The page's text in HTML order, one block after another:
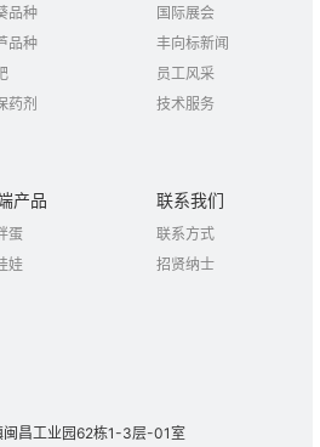
品种
品种
药剂
国际展会
丰向标新闻
员工风采
技术服务
产品
蛋
娃
联系我们
联系方式
招贤纳士
闽昌工业园62栋1-3层-01室